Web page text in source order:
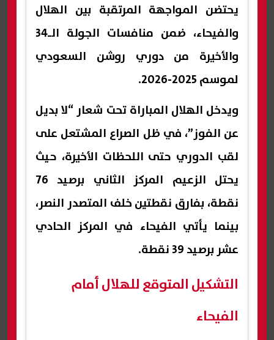
يحتضن المواجهة المرتقبة بين الهلال
والفيحاء، ضمن منافسات الجولة الـ34
والأخيرة من دوري روشن السعودي
لموسم 2025-2026.
ويدخل الهلال المباراة تحت شعار “لا بديل
عن الفوز”، في ظل الصراع المشتعل على
لقب الدوري حتى اللحظات الأخيرة، حيث
يحتل الزعيم المركز الثاني برصيد 76
نقطة، بفارق نقطتين خلف المتصدر النصر،
بينما يأتي الفيحاء في المركز الحادي
عشر برصيد 39 نقطة.
التشكيل المتوقع للهلال أمام
الفيحاء